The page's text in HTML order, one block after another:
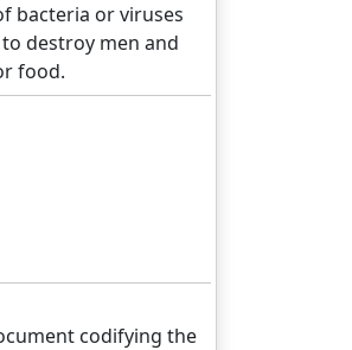
bacteria or viruses
destroy men and
food.
codifying the